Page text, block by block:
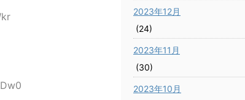
2023年12月
(24)
2023年11月
(30)
2023年10月